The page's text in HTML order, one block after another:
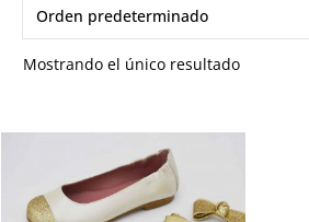
Mostrando el único resultado